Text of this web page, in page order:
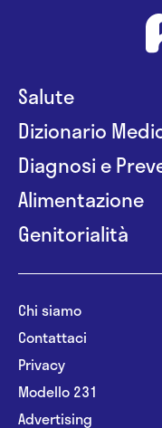
Salute
Dizionario
Diagnosi e
Alimentazione
Genitorialità
Chi siamo
Contattaci
Privacy
Modello 231
Advertising